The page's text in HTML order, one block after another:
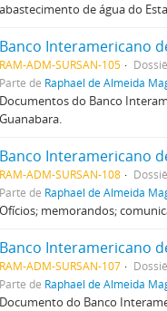
abastecimento de água do
Banco Interamericano
RAM-ADM-SURSAN-105 Dossiê
Parte de Raphael de Almeida
Documentos do Banco
Guanabara.
Banco Interamericano
RAM-ADM-SURSAN-108 Dossiê
Parte de Raphael de Almeida
Ofícios; memorandos;
Banco Interamericano
RAM-ADM-SURSAN-107 Dossiê
Parte de Raphael de Almeida
Documento do Banco